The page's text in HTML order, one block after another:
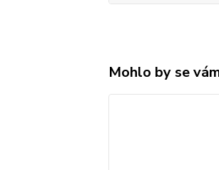
Mohlo by se